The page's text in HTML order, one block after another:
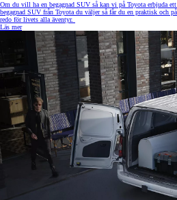
Om du vill ha en begagnad SUV så kan vi på Toyota erbjuda
begagnad SUV från Toyota du väljer så får du en praktisk och
redo för livets alla äventyr.
Läs mer